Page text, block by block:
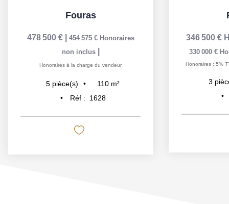
Fouras
478 500 € 454 575 € Honoraires
non inclus
Honoraires à la charge du vendeur
5 pièce(s) 110 m²
Réf :
1628
346 500 €
330 000 €
Honoraires : 5%
3